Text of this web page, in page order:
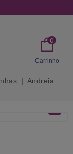
0
Carrinho
Andreia